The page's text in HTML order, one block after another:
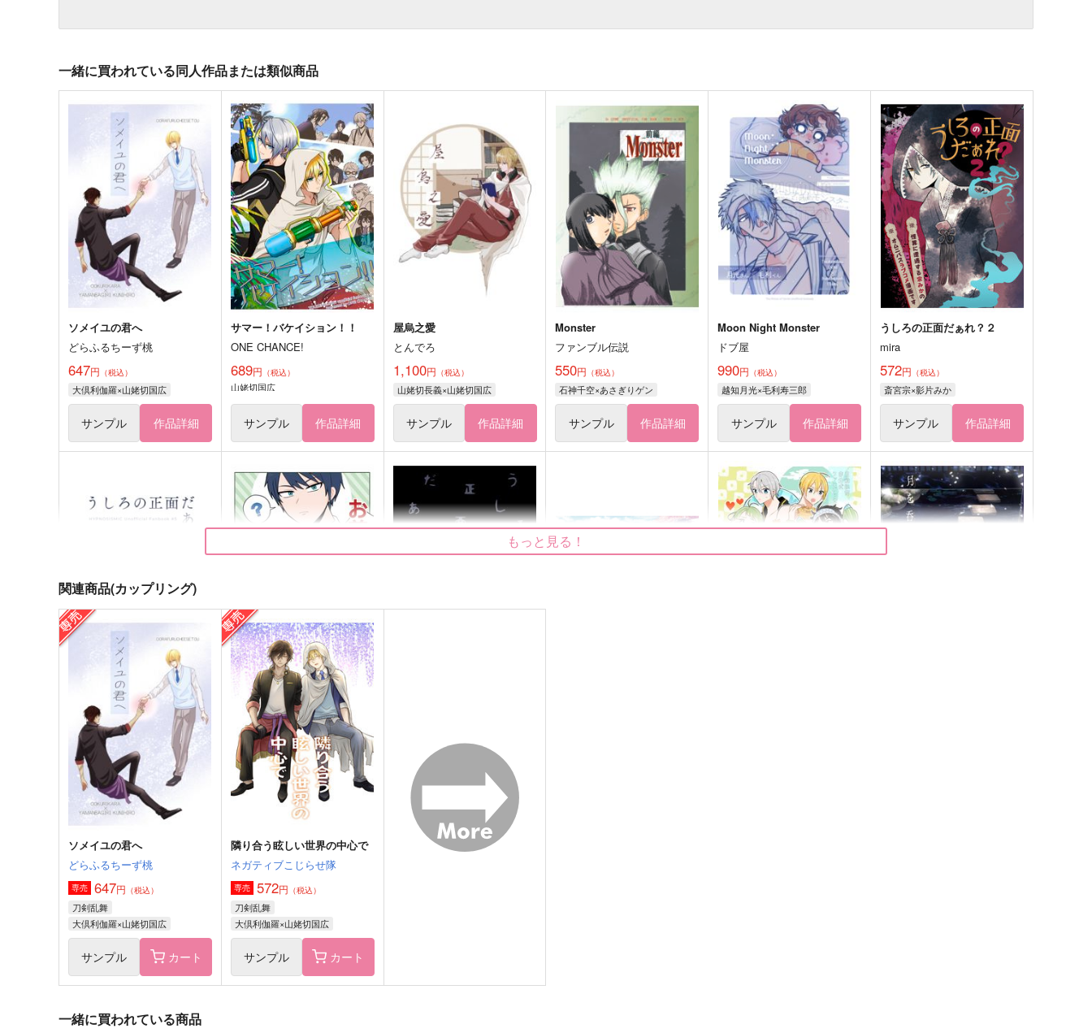
一緒に買われている同人作品または類似商品
ソメイユの君へ
どらふるちーず桃
647円 （税込）
大倶利伽羅×山姥切国広
サンプル 作品詳細
サマー！バケイション！！
ONE CHANCE!
689円 （税込）
山姥切国広
サンプル 作品詳細
屋烏之愛
とんでろ
1,100円 （税込）
山姥切長義×山姥切国広
サンプル 作品詳細
Monster
ファンブル伝説
550円 （税込）
石神千空×あさぎりゲン
サンプル 作品詳細
Moon Night Monster
ドブ屋
990円 （税込）
越知月光×毛利寿三郎
サンプル 作品詳細
うしろの正面だぁれ？２
mira
572円 （税込）
斎宮宗×影片みか
サンプル 作品詳細
うしろの正面だあれ？
AIM
1,415円（税込）
山田一郎×波羅夷空却
サンプル 作品詳細
お前のことが好きなんだ！
うしろから柴犬
900円（税込）
デュース×エース
サンプル 作品詳細
松野おそ松×松野カラ松
サンプル 作品詳細
もっと見る！
関連商品(カップリング)
ソメイユの君へ
どらふるちーず桃
専売 647円 （税込）
刀剣乱舞
大倶利伽羅×山姥切国広
サンプル カート
隣り合う眩しい世界の中心で
ネガティブこじらせ隊
専売 572円 （税込）
刀剣乱舞
大倶利伽羅×山姥切国広
サンプル カート
一緒に買われている商品